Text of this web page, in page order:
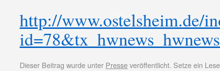
http://www.ostelsheim.de/
Dieser Beitrag wurde unter Presseveröffentlicht. Setze ein